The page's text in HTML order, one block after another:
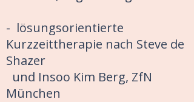
- lösungsorientierte
Kurzzeittherapie nach Steve de
Shazer
und Insoo Kim Berg, ZfN
München